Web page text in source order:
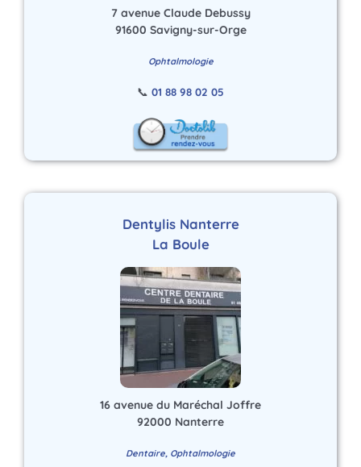
7 avenue Claude Debussy
91600 Savigny-sur-Orge
Ophtalmologie
📞 01 88 98 02 05
Dentylis Nanterre
La Boule
16 avenue du Maréchal Joffre
92000 Nanterre
Dentaire, Ophtalmologie